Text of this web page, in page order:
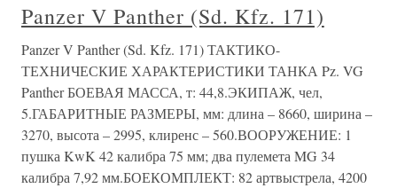
Panzer V Panther (Sd. Kfz. 171)
Panzer V Panther (Sd. Kfz. 171) ТАКТИКО-
ТЕХНИЧЕСКИЕ ХАРАКТЕРИСТИКИ ТАНКА Pz. VG
Panther БОЕВАЯ МАССА, т: 44,8.ЭКИПАЖ, чел,
5.ГАБАРИТНЫЕ РАЗМЕРЫ, мм: длина – 8660, ширина –
3270, высота – 2995, клиренс – 560.ВООРУЖЕНИЕ: 1
пушка KwK 42 калибра 75 мм; два пулемета MG 34
калибра 7,92 мм.БОЕКОМПЛЕКТ: 82 артвыстрела, 4200